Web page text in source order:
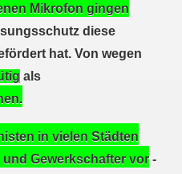
Mikrofon gingen
diese
hat. Von wegen
als
in vielen Städten
Gewerkschafter vor -
17.30 Uhr auf dem
- aktiver
auf: Aktiver Widerstand
Betroffenen am